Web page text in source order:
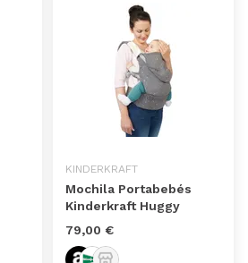
KINDERKRAFT
Mochila Portabebés
Kinderkraft Huggy
79,00 €